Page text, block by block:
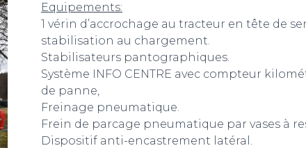
Equipements:
1 vérin d’accrochage au tracteur en tête de
stabilisation au chargement.
Stabilisateurs pantographiques.
Système INFO CENTRE avec compteur
de panne,
Freinage pneumatique.
Frein de parcage pneumatique par vases à
Dispositif anti-encastrement latéral.